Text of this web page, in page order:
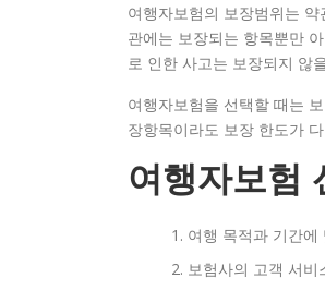
여행자보험의 보장범위는
관에는 보장되는 항목뿐만
로 인한 사고는 보장되지 않
여행자보험을 선택할 때는
장항목이라도 보장 한도가
여행자보험
여행 목적과 기간
보험사의 고객 서